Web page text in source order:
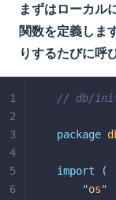
まずはローカル
関数を定義しま
りするたびに呼
// db/
package
import
(
"os"
1
2
3
4
5
6